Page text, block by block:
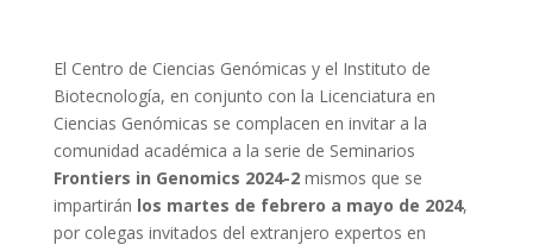
El Centro de Ciencias Genómicas y el Instituto de
Biotecnología, en conjunto con la Licenciatura en
Ciencias Genómicas se complacen en invitar a la
comunidad académica a la serie de Seminarios
Frontiers in Genomics 2024-2mismos que se
impartirán los martes de febrero a mayo de 2024,
por colegas invitados del extranjero expertos en